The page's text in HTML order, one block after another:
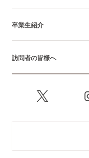
卒業生紹介
訪問者の皆様へ